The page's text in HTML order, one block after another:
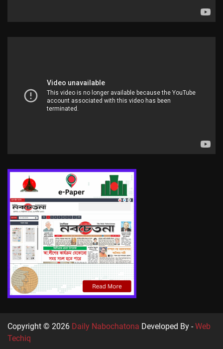
Copyright © 2026 Daily Nabochatona Developed By -Web
Techiq